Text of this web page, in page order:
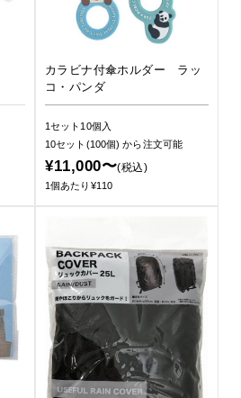
カラビナ付傘ホルダー ラッ
コ・パンダ
1セット10個入
10セット(100個)から注文可能
¥11,000〜(税込)
1個あたり¥110